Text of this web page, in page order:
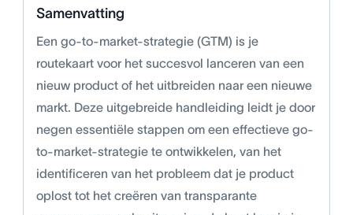
Samenvatting
Een go-to-market-strategie (GTM) is je
routekaart voor het succesvol lanceren van een
nieuw product of het uitbreiden naar een nieuwe
markt. Deze uitgebreide handleiding leidt je door
negen essentiële stappen om een effectieve go-
to-market-strategie te ontwikkelen, van het
identificeren van het probleem dat je product
oplost tot het creëren van transparante